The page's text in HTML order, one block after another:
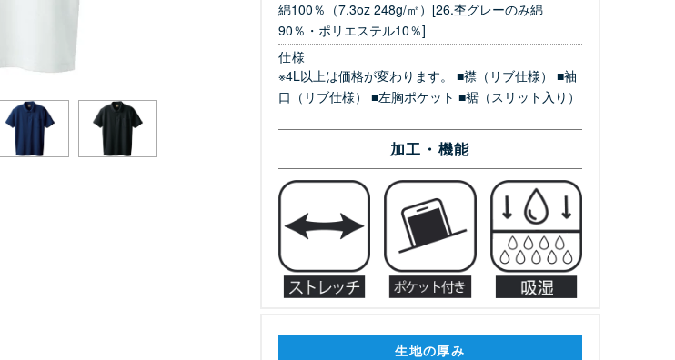
綿100％（7.3oz 248g/㎡）[26.杢グレーのみ綿
90％・ポリエステル10％]
仕様
※4L以上は価格が変わります。 ■襟（リブ仕様） ■袖
口（リブ仕様） ■左胸ポケット ■裾（スリット入り）
加工・機能
生地の厚み